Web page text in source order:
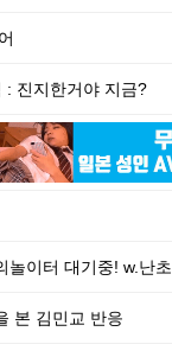
: 진지한거야 지금?
놀이터 대기중! w.난초
본 김민교 반응